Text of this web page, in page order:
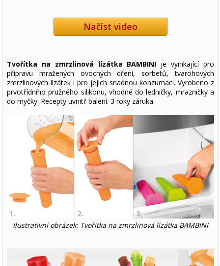
Načíst video
Tvořítka na zmrzlinová lízátka BAMBINI je vynikající pro
přípravu mražených ovocných dření, sorbetů, tvarohových
zmrzlinových lízátek i pro jejich snadnou konzumaci. Vyrobeno z
prvotřídního pružného silikonu, vhodné do ledničky, mrazničky a
do myčky. Recepty uvnitř balení. 3 roky záruka.
Ilustrativní obrázek: Tvořítka na zmrzlinová lízátka BAMBINI